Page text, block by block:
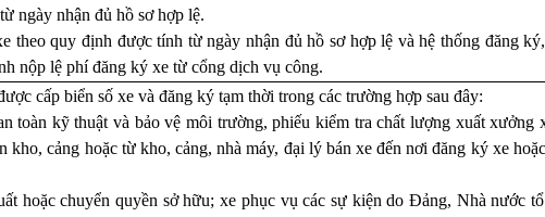
ngày nhận đủ hồ sơ hợp lệ.
theo quy định được tính từ ngày nhận đủ hồ sơ hợp lệ và hệ thống đăng
nộp lệ phí đăng ký xe từ cổng dịch vụ công.
cấp biển số xe và đăng ký tạm thời trong các trường hợp sau đây:
toàn kỹ thuật và bảo vệ môi trường, phiếu kiểm tra chất lượng xuất xưởng
kho, cảng hoặc từ kho, cảng, nhà máy, đại lý bán xe đến nơi đăng ký xe
hoặc chuyển quyền sở hữu; xe phục vụ các sự kiện do Đảng, Nhà nước